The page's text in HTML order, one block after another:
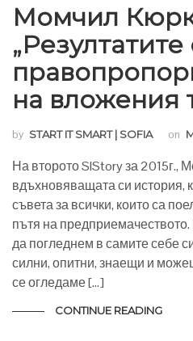
Момчил
„Резултатите
на вложения
by START IT SMART | SOFIA on
На второто SIStory за 2015г.,
вдъхновяващата си история,
съвета за всички, които са
пътя на
да погледнем в самите себе
силни, опитни, знаещи и
се огледаме […]
CONTINUE READING